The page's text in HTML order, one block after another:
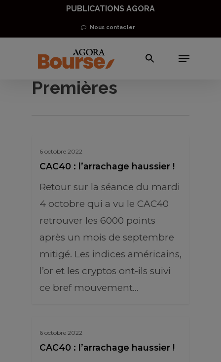
main
PUBLICATIONS AGORA
Nous contacter
Menu
Matières
Premières
6 octobre 2022
CAC40 : l’arrachage haussier !
Retour sur la séance du mardi
4 octobre qui a vu le CAC40
retrouver les 6000 points
après un mois de septembre
mitigé. Les indices américains,
l’or et les cryptos ont-ils suivi
ce bref mouvement…
6 octobre 2022
CAC40 : l’arrachage haussier !